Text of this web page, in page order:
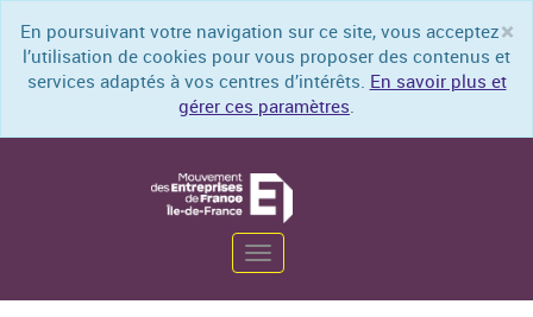
×
En poursuivant votre navigation sur ce site, vous acceptez
l’utilisation de cookies pour vous proposer des contenus et
services adaptés à vos centres d’intérêts. En savoir plus et
gérer ces paramètres.
Toggle